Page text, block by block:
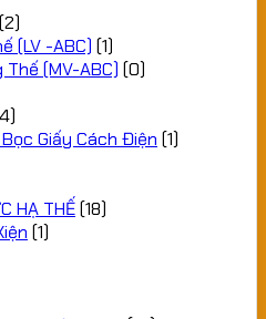
(2)
(LV -ABC) (1)
(MV-ABC) (0)
Giấy Cách Điện (1)
HẠ THẾ(18)
(1)